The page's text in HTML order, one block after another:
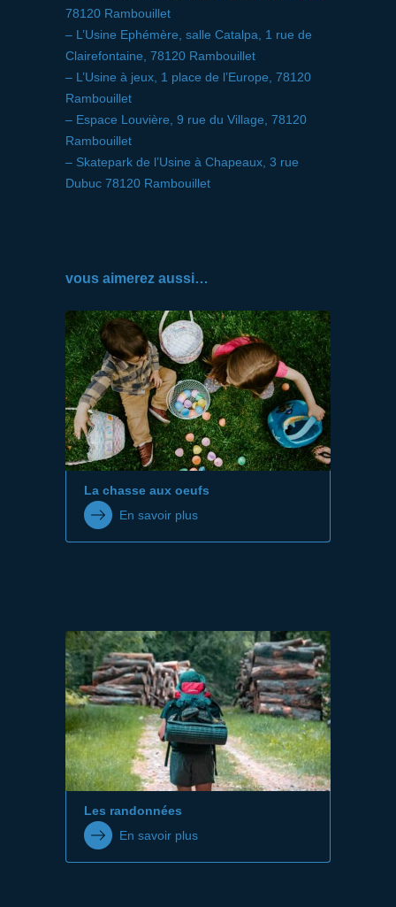
78120 Rambouillet
– L’Usine Ephémère, salle Catalpa, 1 rue de
Clairefontaine, 78120 Rambouillet
– L’Usine à jeux, 1 place de l’Europe, 78120
Rambouillet
– Espace Louvière, 9 rue du Village, 78120
Rambouillet
– Skatepark de l’Usine à Chapeaux, 3 rue
Dubuc 78120 Rambouillet
vous aimerez aussi…
La chasse aux oeufs
En savoir plus
Les randonnées
En savoir plus